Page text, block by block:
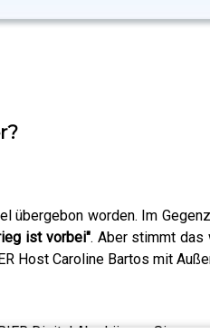
übergebon worden. Im
ist vorbei". Aber stimmt
Host Caroline Bartos mit